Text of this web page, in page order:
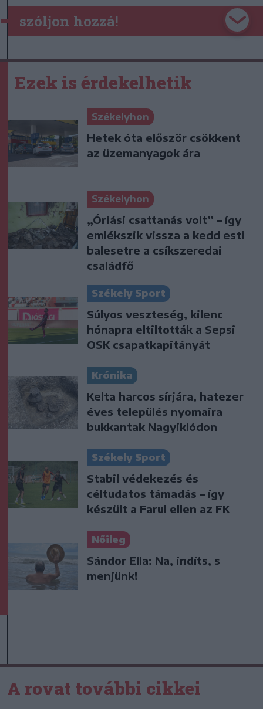
szóljon hozzá!
Ezek is érdekelhetik
Székelyhon
Hetek óta először csökkent
az üzemanyagok ára
Székelyhon
„Óriási csattanás volt” – így
emlékszik vissza a kedd esti
balesetre a csíkszeredai
családfő
Székely Sport
Súlyos veszteség, kilenc
hónapra eltiltották a Sepsi
OSK csapatkapitányát
Krónika
Kelta harcos sírjára, hatezer
éves település nyomaira
bukkantak Nagyiklódon
Székely Sport
Stabil védekezés és
céltudatos támadás – így
készült a Farul ellen az FK
Nőileg
Sándor Ella: Na, indíts, s
menjünk!
A rovat további cikkei